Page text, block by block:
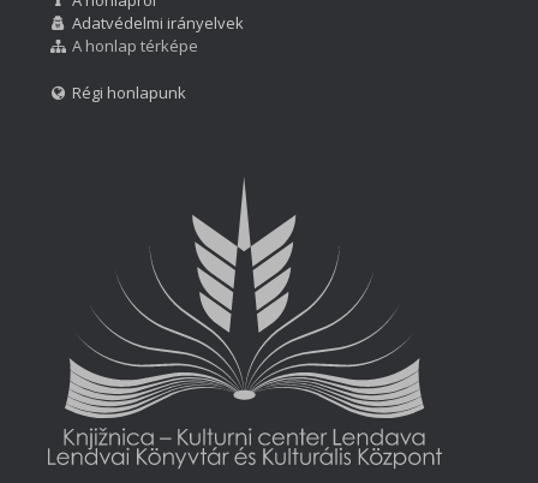
Adatvédelmi irányelvek
A honlap térképe
Régi honlapunk